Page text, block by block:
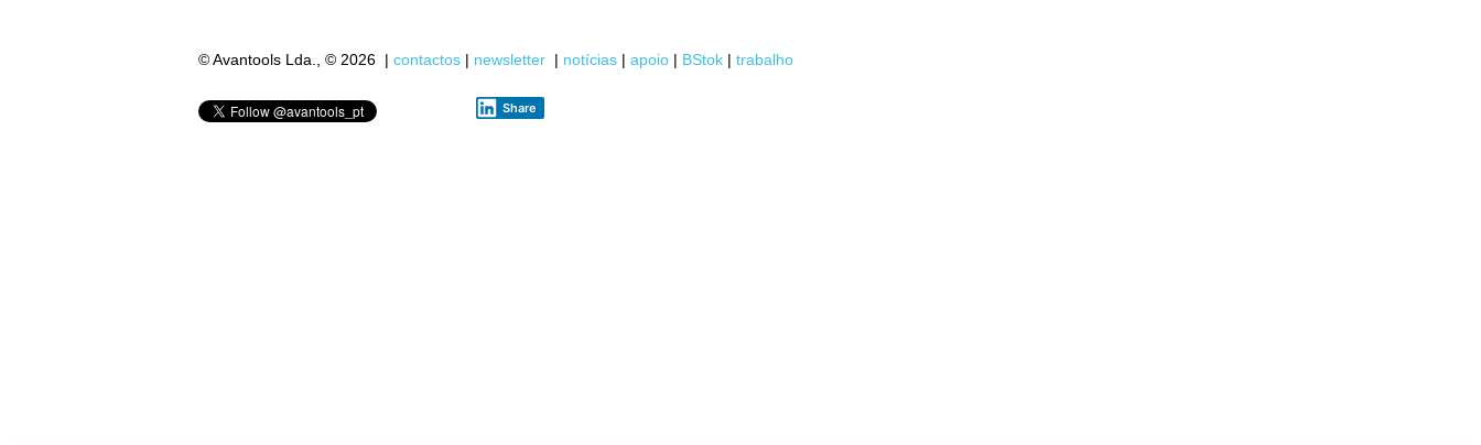
© Avantools Lda., © 2026 | contactos | newsletter | notícias | apoio | BStok | trabalho
Share